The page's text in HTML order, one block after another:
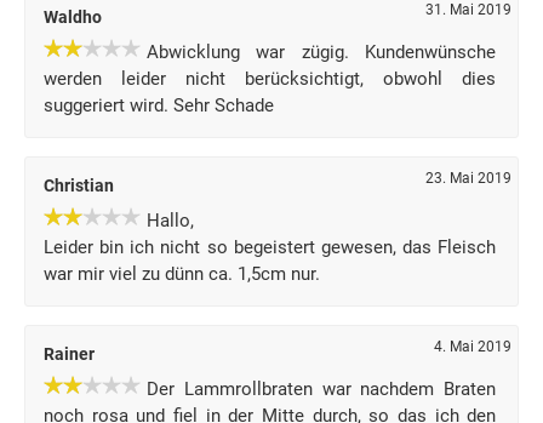
Waldho 31. Mai 2019
Abwicklung war zügig. Kundenwünsche
werden leider nicht berücksichtigt, obwohl dies
suggeriert wird. Sehr Schade
Christian 23. Mai 2019
Hallo,
Leider bin ich nicht so begeistert gewesen, das Fleisch
war mir viel zu dünn ca. 1,5cm nur.
Rainer 4. Mai 2019
Der Lammrollbraten war nachdem Braten
noch rosa und fiel in der Mitte durch, so das ich den